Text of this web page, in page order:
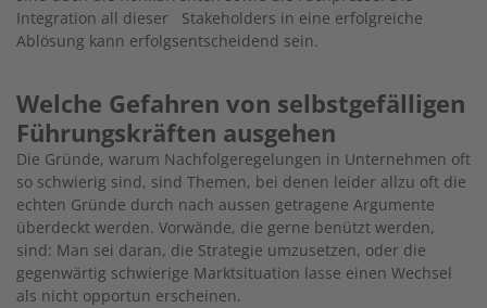
Integration all dieser Stakeholders in eine erfolgreiche
Ablösung kann erfolgsentscheidend sein.
Welche Gefahren von selbstgefälligen
Führungskräften ausgehen
Die Gründe, warum Nachfolgeregelungen in Unternehmen oft
so schwierig sind, sind Themen, bei denen leider allzu oft die
echten Gründe durch nach aussen getragene Argumente
überdeckt werden. Vorwände, die gerne benützt werden,
sind: Man sei daran, die Strategie umzusetzen, oder die
gegenwärtig schwierige Marktsituation lasse einen Wechsel
als nicht opportun erscheinen.